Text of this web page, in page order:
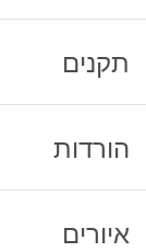
תקנים
הורדות
איורים